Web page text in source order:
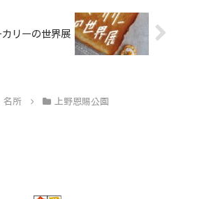
リーの世界展
名所 上野恩賜公園